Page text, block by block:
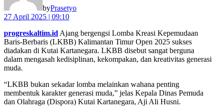
byPrasetyo
27 April 2025 | 09:10
progreskaltim.id Ajang bergengsi Lomba Kreasi Kepemudaan
Baris-Berbaris (LKBB) Kalimantan Timur Open 2025 sukses
diadakan di Kutai Kartanegara. LKBB disebut sangat berguna
dalam mengasah kedisiplinan, kekompakan, dan kreativitas generasi
muda.
“LKBB bukan sekadar lomba melainkan wahana penting
membentuk karakter generasi muda,” jelas Kepala Dinas Pemuda
dan Olahraga (Dispora) Kutai Kartanegara, Aji Ali Husni.